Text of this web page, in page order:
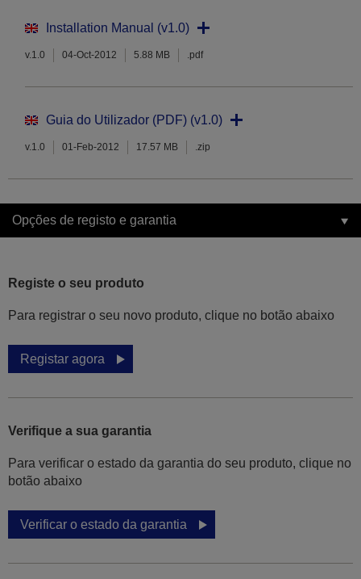
Installation Manual (v1.0)
v.1.0 04-Oct-2012 5.88 MB .pdf
Guia do Utilizador (PDF) (v1.0)
v.1.0 01-Feb-2012 17.57 MB .zip
Opções de registo e garantia
Registe o seu produto
Para registrar o seu novo produto, clique no botão abaixo
Registar agora
Verifique a sua garantia
Para verificar o estado da garantia do seu produto, clique no
botão abaixo
Verificar o estado da garantia